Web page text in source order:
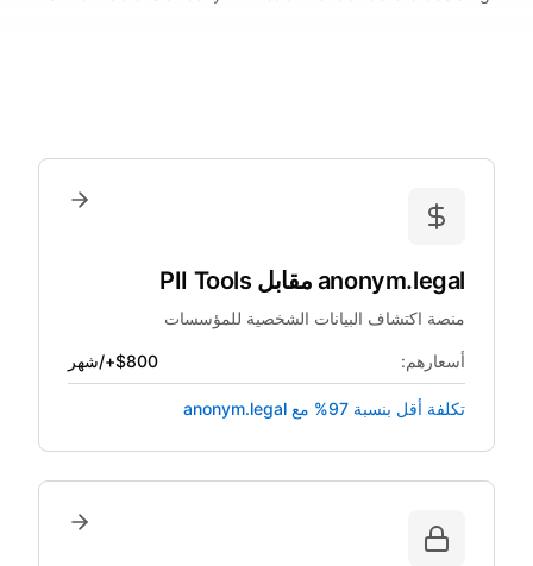
anonym.legal مقابل PII Tools
منصة اكتشاف البيانات الشخصية للمؤسسات
أسعارهم: $800+/شهر
تكلفة أقل بنسبة 97% مع anonym.legal